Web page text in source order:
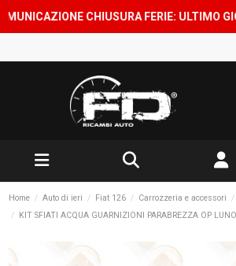
CHIUSURA FERIE: ULTIMO
Home Auto di ieri Fiat 126 Carrozzeria e accessori
KIT SFIATI ACQUA GUARNIZIONI PARABREZZA OP